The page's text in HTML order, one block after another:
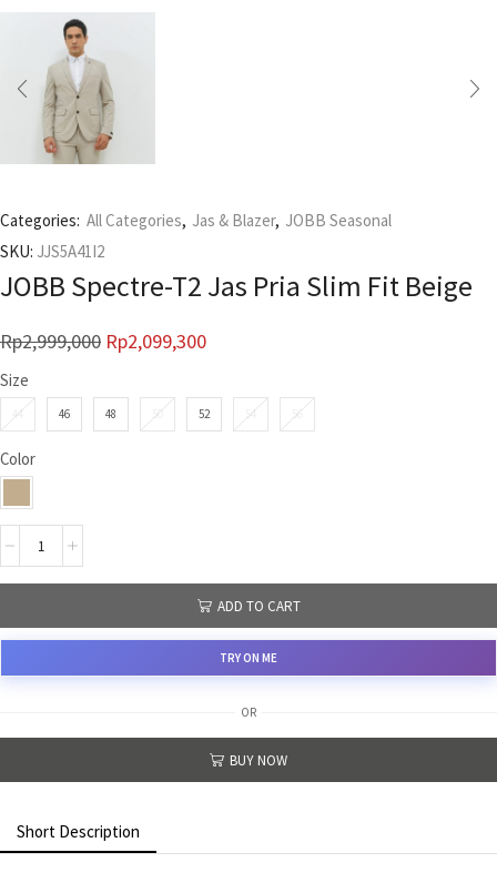
Categories: All Categories, Jas & Blazer, JOBB Seasonal
SKU: JJS5A41I2
JOBB Spectre-T2 Jas Pria Slim Fit Beige
Rp2,999,000 Rp2,099,300
Size
44 46 48 50 52 54 56
Color
ADD TO CART
TRY ON ME
OR
BUY NOW
Short Description